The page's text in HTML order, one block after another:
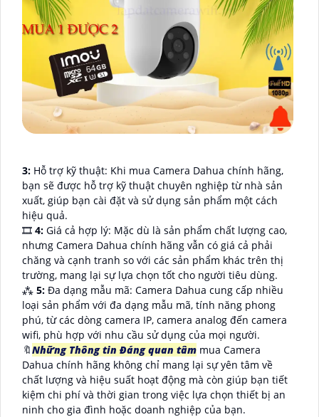
3: Hỗ trợ kỹ thuật: Khi mua Camera Dahua chính hãng,
bạn sẽ được hỗ trợ kỹ thuật chuyên nghiệp từ nhà sản
xuất, giúp bạn cài đặt và sử dụng sản phẩm một cách
hiệu quả.
🎞 4: Giá cả hợp lý: Mặc dù là sản phẩm chất lượng cao,
nhưng Camera Dahua chính hãng vẫn có giá cả phải
chăng và cạnh tranh so với các sản phẩm khác trên thị
trường, mang lại sự lựa chọn tốt cho người tiêu dùng.
⁂ 5: Đa dạng mẫu mã: Camera Dahua cung cấp nhiều
loại sản phẩm với đa dạng mẫu mã, tính năng phong
phú, từ các dòng camera IP, camera analog đến camera
wifi, phù hợp với nhu cầu sử dụng của mọi người.
🔖Những Thông tin Đáng quan tâm mua Camera
Dahua chính hãng không chỉ mang lại sự yên tâm về
chất lượng và hiệu suất hoạt động mà còn giúp bạn tiết
kiệm chi phí và thời gian trong việc lựa chọn thiết bị an
ninh cho gia đình hoặc doanh nghiệp của bạn.